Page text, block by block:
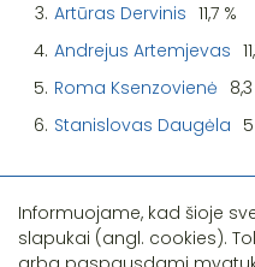
3. Artūras Dervinis 11,7 %
4. Andrejus Artemjevas
5. Roma Ksenzovienė
6. Stanislovas Daugėla
Informuojame, kad šioje
slapukai (angl. cookies).